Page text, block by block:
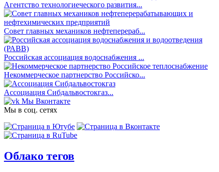
Агентство технологиеческого развития...
Совет главных механиков нефтеперераб...
Российская ассоциация водоснабжения ...
Некоммерческое партнерство Российско...
Ассоциация Сибдальвостокгаз...
Мы Вконтакте
Мы в соц. сетях
Облако тегов